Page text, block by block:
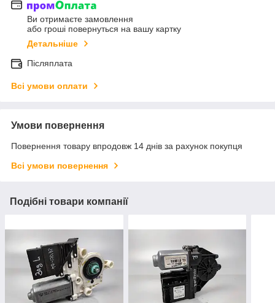
Ви отримаєте замовлення
або гроші повернуться на вашу картку
Детальніше
Післяплата
Всі умови оплати
Умови повернення
Повернення товару впродовж 14 днів за рахунок покупця
Всі умови повернення
Подібні товари компанії